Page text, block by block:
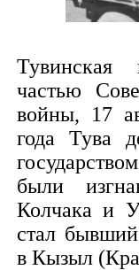
Тувинская
частью
войны, 17
года Тува
были
Колчака и
стал
в Кызыл